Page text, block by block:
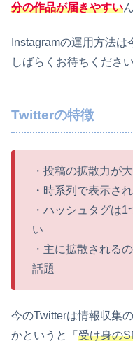
分の作品が届きやすい
Instagramの運用方法は
しばらくお待ちくださ
Twitterの特徴
・投稿の拡散力が
・時系列で表示さ
・ハッシュタグは
い
・主に拡散される
話題
今のTwitterは情報収集
かというと「 受け身の